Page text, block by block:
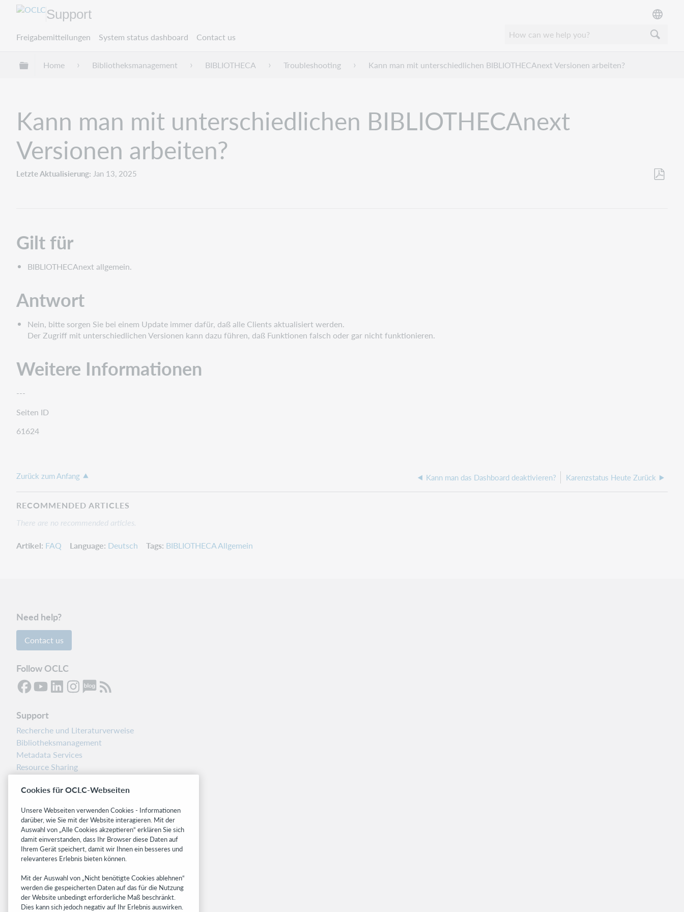
Support
Freigabemitteilungen System status dashboard Contact us
Globale Hierarchie expandieren/verbergen
Home Bibliotheksmanagement BIBLIOTHECA Troubleshooting Kann man mit unterschiedlichen BIBLIOTHECAnext Versionen arbeiten?
Kann man mit unterschiedlichen BIBLIOTHECAnext
Versionen arbeiten?
Letzte Aktualisierung Jan 13, 2025
Gilt für
BIBLIOTHECAnext allgemein.
Antwort
Nein, bitte sorgen Sie bei einem Update immer dafür, daß alle Clients aktualisiert werden.
Der Zugriff mit unterschiedlichen Versionen kann dazu führen, daß Funktionen falsch oder gar nicht funktionieren.
Weitere Informationen
---
Seiten ID
61624
Zurück zum Anfang Kann man das Dashboard deaktivieren? Karenzstatus Heute Zurück
RECOMMENDED ARTICLES
There are no recommended articles.
Artikel FAQ Language Deutsch Tags BIBLIOTHECA Allgemein
Need help?
Contact us
Follow OCLC
Support
Recherche und Literaturverweise
Bibliotheksmanagement
Metadata Services
Resource Sharing
Freigabemitteilungen
Related sites
OCLC.org
BibFormats
Research
WebJunction
Developer Network
Cookies für OCLC-Webseiten
Unsere Webseiten verwenden Cookies - Informationen
darüber, wie Sie mit der Website interagieren. Mit der
Auswahl von „Alle Cookies akzeptieren“ erklären Sie sich
damit einverstanden, dass Ihr Browser diese Daten auf
Ihrem Gerät speichert, damit wir Ihnen ein besseres und
relevanteres Erlebnis bieten können.
Mit der Auswahl von „Nicht benötigte Cookies ablehnen“
werden die gespeicherten Daten auf das für die Nutzung
der Website unbedingt erforderliche Maß beschränkt.
Dies kann sich jedoch negativ auf Ihr Erlebnis auswirken.